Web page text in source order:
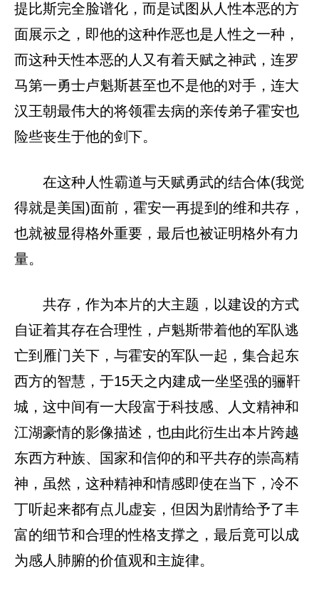
提比斯完全脸谱化，而是试图从人性本恶的方
面展示之，即他的这种作恶也是人性之一种，
而这种天性本恶的人又有着天赋之神武，连罗
马第一勇士卢魁斯甚至也不是他的对手，连大
汉王朝最伟大的将领霍去病的亲传弟子霍安也
险些丧生于他的剑下。
在这种人性霸道与天赋勇武的结合体(我觉
得就是美国)面前，霍安一再提到的维和共存，
也就被显得格外重要，最后也被证明格外有力
量。
共存，作为本片的大主题，以建设的方式
自证着其存在合理性，卢魁斯带着他的军队逃
亡到雁门关下，与霍安的军队一起，集合起东
西方的智慧，于15天之内建成一坐坚强的骊靬
城，这中间有一大段富于科技感、人文精神和
江湖豪情的影像描述，也由此衍生出本片跨越
东西方种族、国家和信仰的和平共存的崇高精
神，虽然，这种精神和情感即使在当下，冷不
丁听起来都有点儿虚妄，但因为剧情给予了丰
富的细节和合理的性格支撑之，最后竟可以成
为感人肺腑的价值观和主旋律。